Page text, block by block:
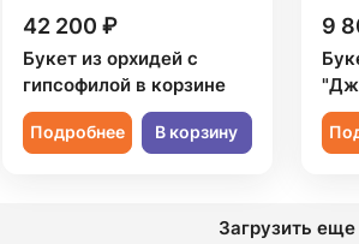
42 200 ₽
Букет из орхидей с
гипсофилой в корзине
Подробнее В корзину
9
Загрузить еще